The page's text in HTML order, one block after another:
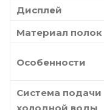
Дисплей
Материал полок
Особенности
Система подачи